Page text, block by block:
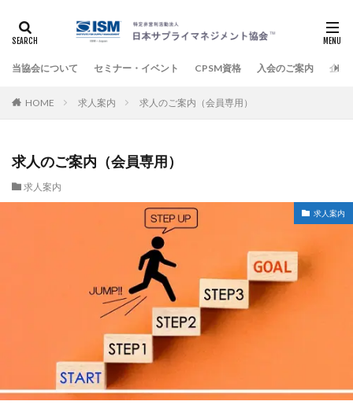
当協会について セミナー・イベント CPSM資格 入会のご案内 企業
HOME 求人案内 求人のご案内（会員専用）
求人のご案内（会員専用）
求人案内
求人案内